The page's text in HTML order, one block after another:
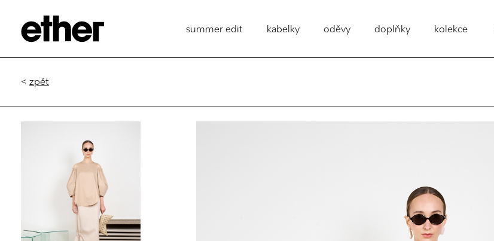
summer edit kabelky oděvy doplňky kolekce
< zpět